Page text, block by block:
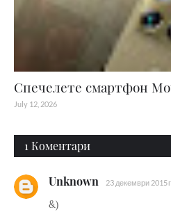
Спечелете смартфон
July 12, 2026
1 Коментари
Unknown 23 декември 2015
&)